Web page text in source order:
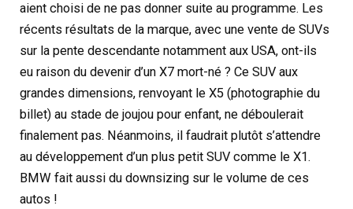
aient choisi de ne pas donner suite au programme. Les
récents résultats de la marque, avec une vente de SUVs
sur la pente descendante notamment aux USA, ont-ils
eu raison du devenir d’un X7 mort-né ? Ce SUV aux
grandes dimensions, renvoyant le X5 (photographie du
billet) au stade de joujou pour enfant, ne déboulerait
finalement pas. Néanmoins, il faudrait plutôt s’attendre
au développement d’un plus petit SUV comme le X1.
BMW fait aussi du downsizing sur le volume de ces
autos !